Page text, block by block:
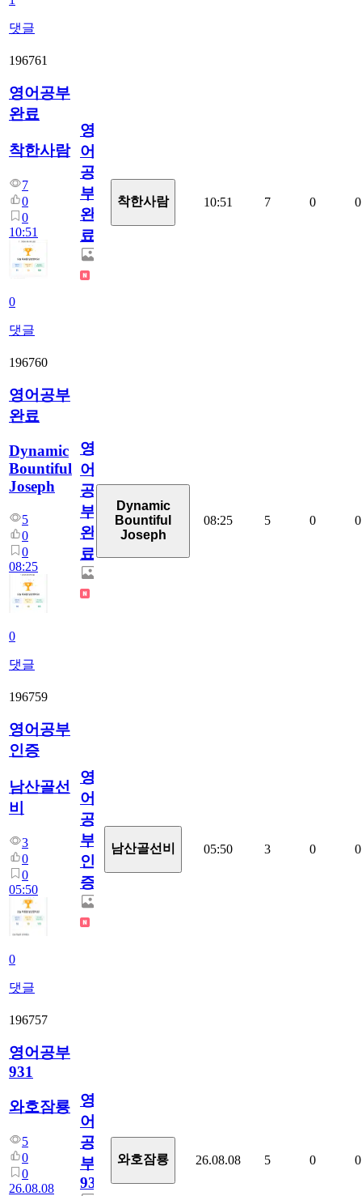
댓글
196761
영어공부
완료
착한사람
7
0
0
10:51
0
댓글
영
어
공
부
완
료
착한사람 10:51 7 0 0
196760
영어공부
완료
Dynamic
Bountiful
Joseph
5
0
0
08:25
0
댓글
영
어
공
부
완
료
Dynamic
Bountiful
Joseph
08:25 5 0 0
196759
영어공부
인증
남산골선
비
3
0
0
05:50
0
댓글
영
어
공
부
인
증
남산골선비 05:50 3 0 0
196757
영어공부
931
와호잠룡
5
0
0
26.08.08
영
어
공
부
931
와호잠룡 26.08.08 5 0 0